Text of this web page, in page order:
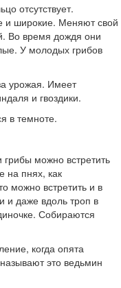
отсутствует.
и широкие. Меняют свой
Во время дождя они
У молодых грибов
урожая. Имеет
и гвоздики.
в темноте.
грибы можно встретить
на пнях, как
можно встретить и в
и даже вдоль троп в
Собираются
когда опята
это ведьмин